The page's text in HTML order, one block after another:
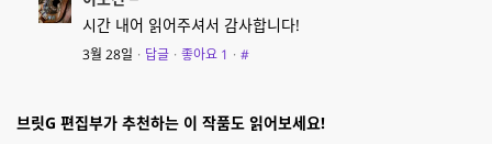
시간 내어 읽어주셔서 감사합니다!
3월 28일 · 답글 · 좋아요 1 · #
브릿G 편집부가 추천하는 이 작품도 읽어보세요!